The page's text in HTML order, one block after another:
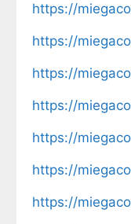
https://
https://
https://
https://
https://
https://
https://